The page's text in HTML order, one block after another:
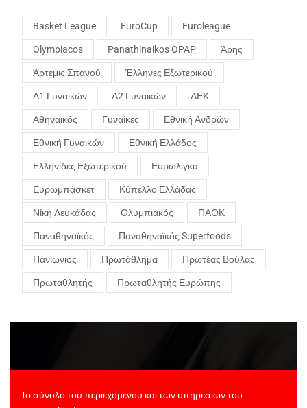
Basket League EuroCup Euroleague
Olympiacos Panathinaikos OPAP Άρης
Άρτεμις Σπανού Έλληνες Εξωτερικού
Α1 Γυναικών Α2 Γυναικών ΑΕΚ
Αθηναικός Γυναίκες Εθνική Ανδρών
Εθνική Γυναικών Εθνική Ελλάδος
Ελληνίδες Εξωτερικού Ευρωλίγκα
Ευρωμπάσκετ Κύπελλο Ελλάδας
Νίκη Λευκάδας Ολυμπιακός ΠΑΟΚ
Παναθηναϊκός Παναθηναϊκός Superfoods
Πανιώνιος Πρωτάθλημα Πρωτέας Βούλας
Πρωταθλητής Πρωταθλητής Ευρώπης
Το σύνολο του περιεχομένου και των υπηρεσιών του